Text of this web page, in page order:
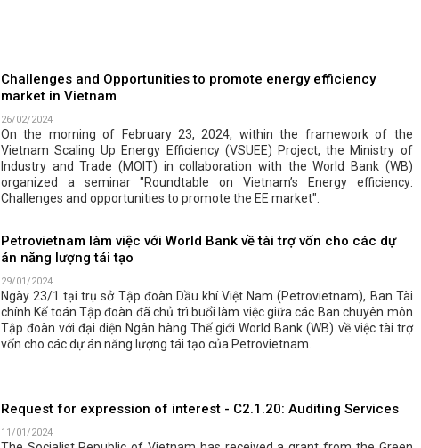
Challenges and Opportunities to promote energy efficiency
market in Vietnam
26/02/2024
On the morning of February 23, 2024, within the framework of the
Vietnam Scaling Up Energy Efficiency (VSUEE) Project, the Ministry of
Industry and Trade (MOIT) in collaboration with the World Bank (WB)
organized a seminar "Roundtable on Vietnam’s Energy efficiency:
Challenges and opportunities to promote the EE market".
Petrovietnam làm việc với World Bank về tài trợ vốn cho các dự
án năng lượng tái tạo
29/01/2024
Ngày 23/1 tại trụ sở Tập đoàn Dầu khí Việt Nam (Petrovietnam), Ban Tài
chính Kế toán Tập đoàn đã chủ trì buổi làm việc giữa các Ban chuyên môn
Tập đoàn với đại diện Ngân hàng Thế giới World Bank (WB) về việc tài trợ
vốn cho các dự án năng lượng tái tạo của Petrovietnam.
Request for expression of interest - C2.1.20: Auditing Services
11/01/2024